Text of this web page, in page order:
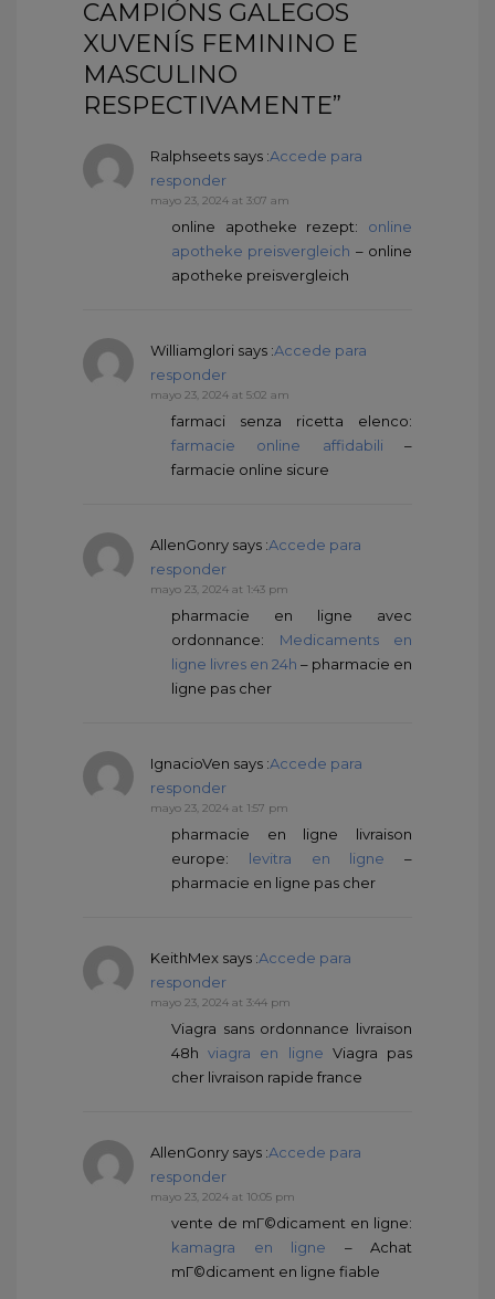
CAMPIÓNS GALEGOS
XUVENÍS FEMININO E
MASCULINO
RESPECTIVAMENTE”
Ralphseets says :Accede para
responder
mayo 23, 2024 at 3:07 am
online apotheke rezept: online
apotheke preisvergleich – online
apotheke preisvergleich
Williamglori says :Accede para
responder
mayo 23, 2024 at 5:02 am
farmaci senza ricetta elenco:
farmacie online affidabili –
farmacie online sicure
AllenGonry says :Accede para
responder
mayo 23, 2024 at 1:43 pm
pharmacie en ligne avec
ordonnance: Medicaments en
ligne livres en 24h – pharmacie en
ligne pas cher
IgnacioVen says :Accede para
responder
mayo 23, 2024 at 1:57 pm
pharmacie en ligne livraison
europe: levitra en ligne –
pharmacie en ligne pas cher
KeithMex says :Accede para
responder
mayo 23, 2024 at 3:44 pm
Viagra sans ordonnance livraison
48hviagra en ligne Viagra pas
cher livraison rapide france
AllenGonry says :Accede para
responder
mayo 23, 2024 at 10:05 pm
vente de mГ©dicament en ligne:
kamagra en ligne – Achat
mГ©dicament en ligne fiable